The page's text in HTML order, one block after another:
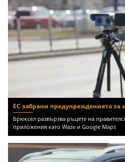
ЕС забрани предупрежденията за
Брюксел развързва ръцете на
приложения като Waze и Google Maps